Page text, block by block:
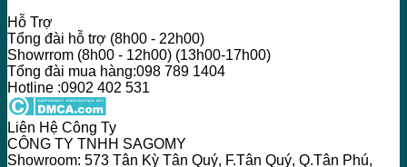
Hỗ Trợ
Tổng đài hỗ trợ (8h00 - 22h00)
Showrrom (8h00 - 12h00) (13h00-17h00)
Tổng đài mua hàng:098 789 1404
Hotline :0902 402 531
Liên Hệ Công Ty
CÔNG TY TNHH SAGOMY
Showroom: 573 Tân Kỳ Tân Quý, F.Tân Quý, Q.Tân Phú,